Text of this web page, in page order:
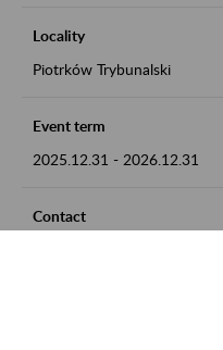
Locality
Piotrków Trybunalski
Event term
2025.12.31 - 2026.12.31
Contact